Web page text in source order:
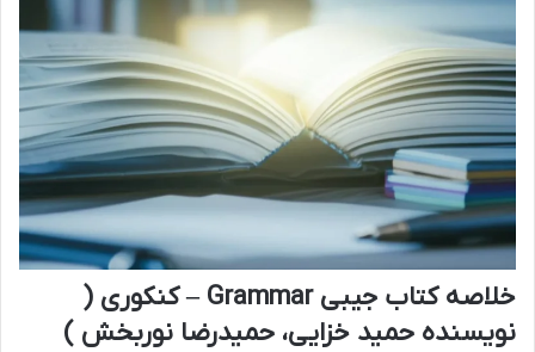
خلاصه کتاب جیبی Grammar – کنکوری (
نویسنده حمید خزایی، حمیدرضا نوربخش )